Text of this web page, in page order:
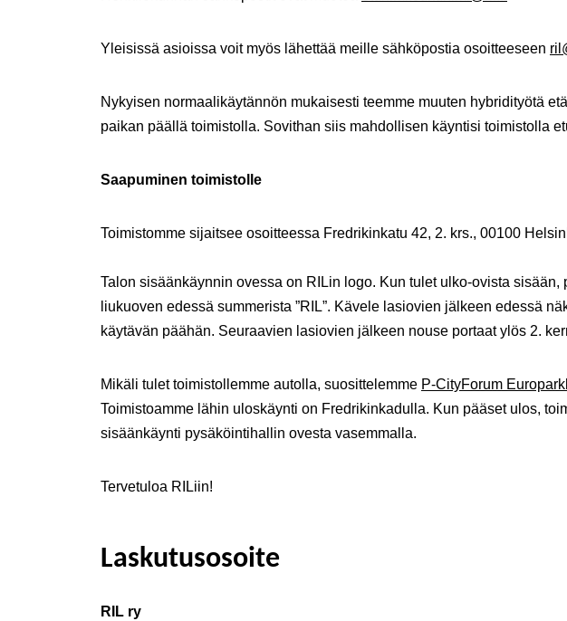
Yleisissä asioissa voit myös lähettää meille sähköpostia osoitteeseen
Nykyisen normaalikäytännön mukaisesti teemme muuten hybridityötä
paikan päällä toimistolla. Sovithan siis mahdollisen käyntisi toimistolla
Saapuminen toimistolle
Toimistomme sijaitsee osoitteessa Fredrikinkatu 42, 2. krs., 00100
Talon sisäänkäynnin ovessa on RILin logo. Kun tulet ulko-ovista sisään,
liukuoven edessä summerista ”RIL”. Kävele lasiovien jälkeen edessä
käytävän päähän. Seuraavien lasiovien jälkeen nouse portaat ylös 2.
Mikäli tulet toimistollemme autolla, suosittelemme P-CityForum
Toimistoamme lähin uloskäynti on Fredrikinkadulla. Kun pääset ulos,
sisäänkäynti pysäköintihallin ovesta vasemmalla.
Tervetuloa RILiin!
Laskutusosoite
RIL ry